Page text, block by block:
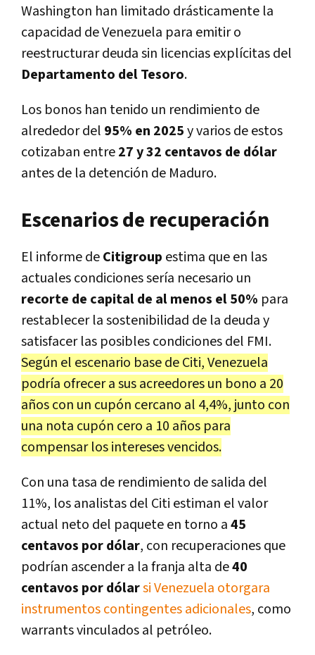
Washington han limitado drásticamente la
capacidad de Venezuela para emitir o
reestructurar deuda sin licencias explícitas del
Departamento del Tesoro.
Los bonos han tenido un rendimiento de
alrededor del 95% en 2025y varios de estos
cotizaban entre27 y 32 centavos de dólar
antes de la detención de Maduro.
Escenarios de recuperación
El informe deCitigroup estima que en las
actuales condiciones sería necesario un
recorte de capital de al menos el 50% para
restablecer la sostenibilidad de la deuda y
satisfacer las posibles condiciones del FMI.
Según el escenario base de Citi, Venezuela
podría ofrecer a sus acreedores un bono a 20
años con un cupón cercano al 4,4%, junto con
una nota cupón cero a 10 años para
compensar los intereses vencidos.
Con una tasa de rendimiento de salida del
11%, los analistas del Citi estiman el valor
actual neto del paquete en torno a45
centavos por dólar, con recuperaciones que
podrían ascender a la franja alta de40
centavos por dólarsi Venezuela otorgara
instrumentos contingentes adicionales, como
warrants vinculados al petróleo.